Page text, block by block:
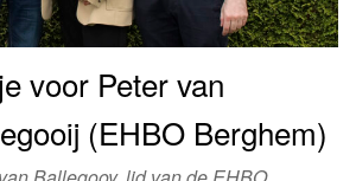
voor Peter van
(EHBO Berghem)